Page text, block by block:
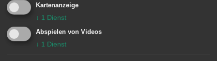
Initiative auf Bundesebene geplant
Besuch der Delegation in der Schule, dort
wurden u.a. Trikots des VfR Aalen verteilt. (©
Kartenanzeige
↓ 1 Dienst
Abspielen von Videos
↓ 1 Dienst